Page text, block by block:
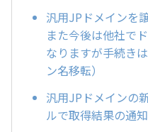
汎用JPドメインを
また今後は他社で
なりますが手続き
ン名移転）
汎用JPドメインの
ルで取得結果の通